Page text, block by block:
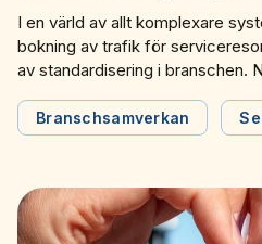
I en värld av allt komplexare
bokning av trafik för
av standardisering i branschen.
Johansson valts in i styrelsen
Branschsamverkan